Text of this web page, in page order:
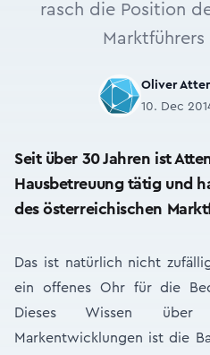
rasch die Position
Oliver
10. Dec
Seit über 30 Jahren ist
Hausbetreuung tätig und
des österreichischen
Das ist natürlich nicht
ein offenes Ohr für die
Dieses Wissen über
Markentwicklungen ist die